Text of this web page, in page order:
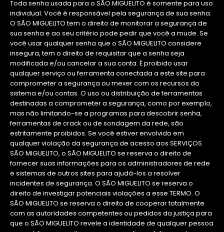
Toda senha usada para o SÃO MIGUELITO é somente para uso
individual. Você é responsável pela segurança de sua senha.
O SÃO MIGUELITO tem o direito de monitorar a segurança de
sua senha e ao seu critério pode pedir que você a mude. Se
você usar qualquer senha que o SÃO MIGUELITO considere
insegura, tem o direito de requisitar que a senha seja
modificada e/ou cancelar a sua conta. É proibido usar
qualquer serviço ou ferramenta conectada a este site para
comprometer a segurança ou mexer com os recursos do
sistema e/ou contas. O uso ou distribuição de ferramentas
destinadas a comprometer a segurança, como por exemplo,
mas não limitando-se a programas para descobrir senha,
ferramentas de crack ou de sondagem da rede, são
estritamente proibidos. Se você estiver envolvido em
qualquer violação da segurança de acesso aos SERVIÇOS
SÃO MIGUELITO, o SÃO MIGUELITO se reserva o direito de
fornecer suas informações para os administradores de rede
e sistemas de outros sites para ajudá-los a resolver
incidentes de segurança. O SÃO MIGUELITO se reserva o
direito de investigar potenciais violações a esse TERMO. O
SÃO MIGUELITO se reserva o direito de cooperar totalmente
com as autoridades competentes ou pedidos da justiça para
que o SÃO MIGUELITO revele a identidade de qualquer pessoa